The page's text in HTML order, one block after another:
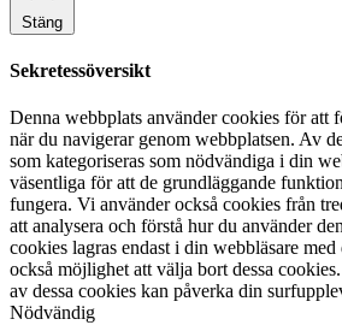
Stäng
Sekretessöversikt
Denna webbplats använder cookies för att
när du navigerar genom webbplatsen. Av
som kategoriseras som nödvändiga i din
väsentliga för att de grundläggande
fungera. Vi använder också cookies från
att analysera och förstå hur du använder
cookies lagras endast i din webbläsare
också möjlighet att välja bort dessa
av dessa cookies kan påverka din
Nödvändig